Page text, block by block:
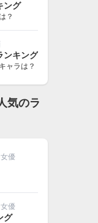
ング
？
ンキング
ャラは？
気のラ
優
優
グ